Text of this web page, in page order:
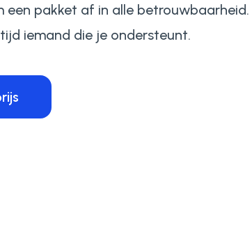
een pakket af in alle betrouwbaarheid.
iemand die je ondersteunt.